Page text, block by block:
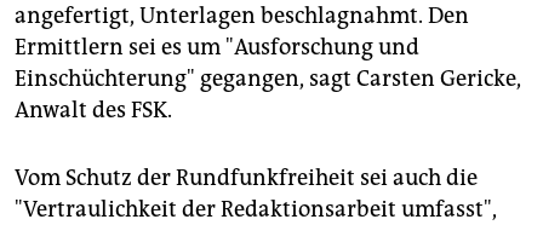
angefertigt, Unterlagen beschlagnahmt. Den
Ermittlern sei es um "Ausforschung und
Einschüchterung" gegangen, sagt Carsten Gericke,
Anwalt des FSK.
Vom Schutz der Rundfunkfreiheit sei auch die
"Vertraulichkeit der Redaktionsarbeit umfasst",